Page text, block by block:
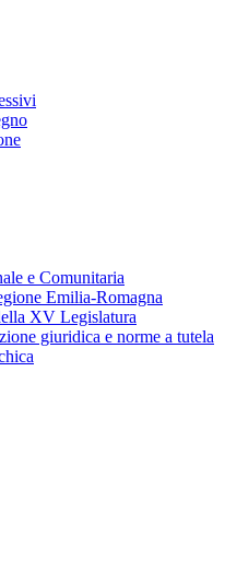
e Comunitaria
Emilia-Romagna
XV Legislatura
giuridica e norme a tutela